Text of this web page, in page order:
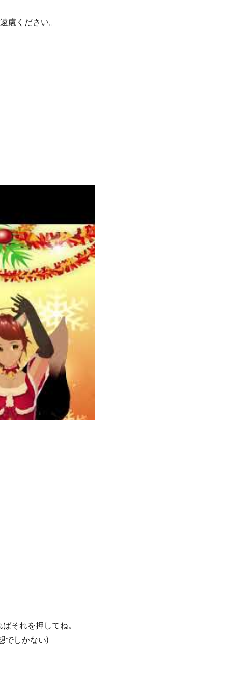
慮ください。
それを押してね。
でしかない)